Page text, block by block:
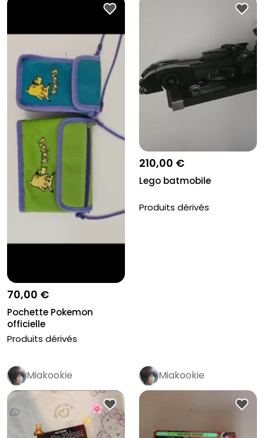
70,00 €
Pochette Pokemon
officielle
Produits dérivés
210,00 €
Lego batmobile
Produits dérivés
Miakookie Miakookie